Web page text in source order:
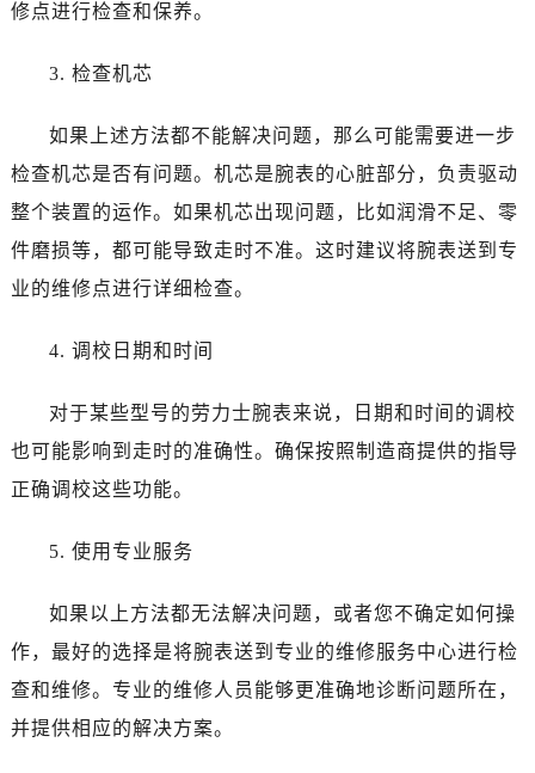
修点进行检查和保养。
3. 检查机芯
如果上述方法都不能解决问题，那么可能需要进一步
检查机芯是否有问题。机芯是腕表的心脏部分，负责驱动
整个装置的运作。如果机芯出现问题，比如润滑不足、零
件磨损等，都可能导致走时不准。这时建议将腕表送到专
业的维修点进行详细检查。
4. 调校日期和时间
对于某些型号的劳力士腕表来说，日期和时间的调校
也可能影响到走时的准确性。确保按照制造商提供的指导
正确调校这些功能。
5. 使用专业服务
如果以上方法都无法解决问题，或者您不确定如何操
作，最好的选择是将腕表送到专业的维修服务中心进行检
查和维修。专业的维修人员能够更准确地诊断问题所在，
并提供相应的解决方案。